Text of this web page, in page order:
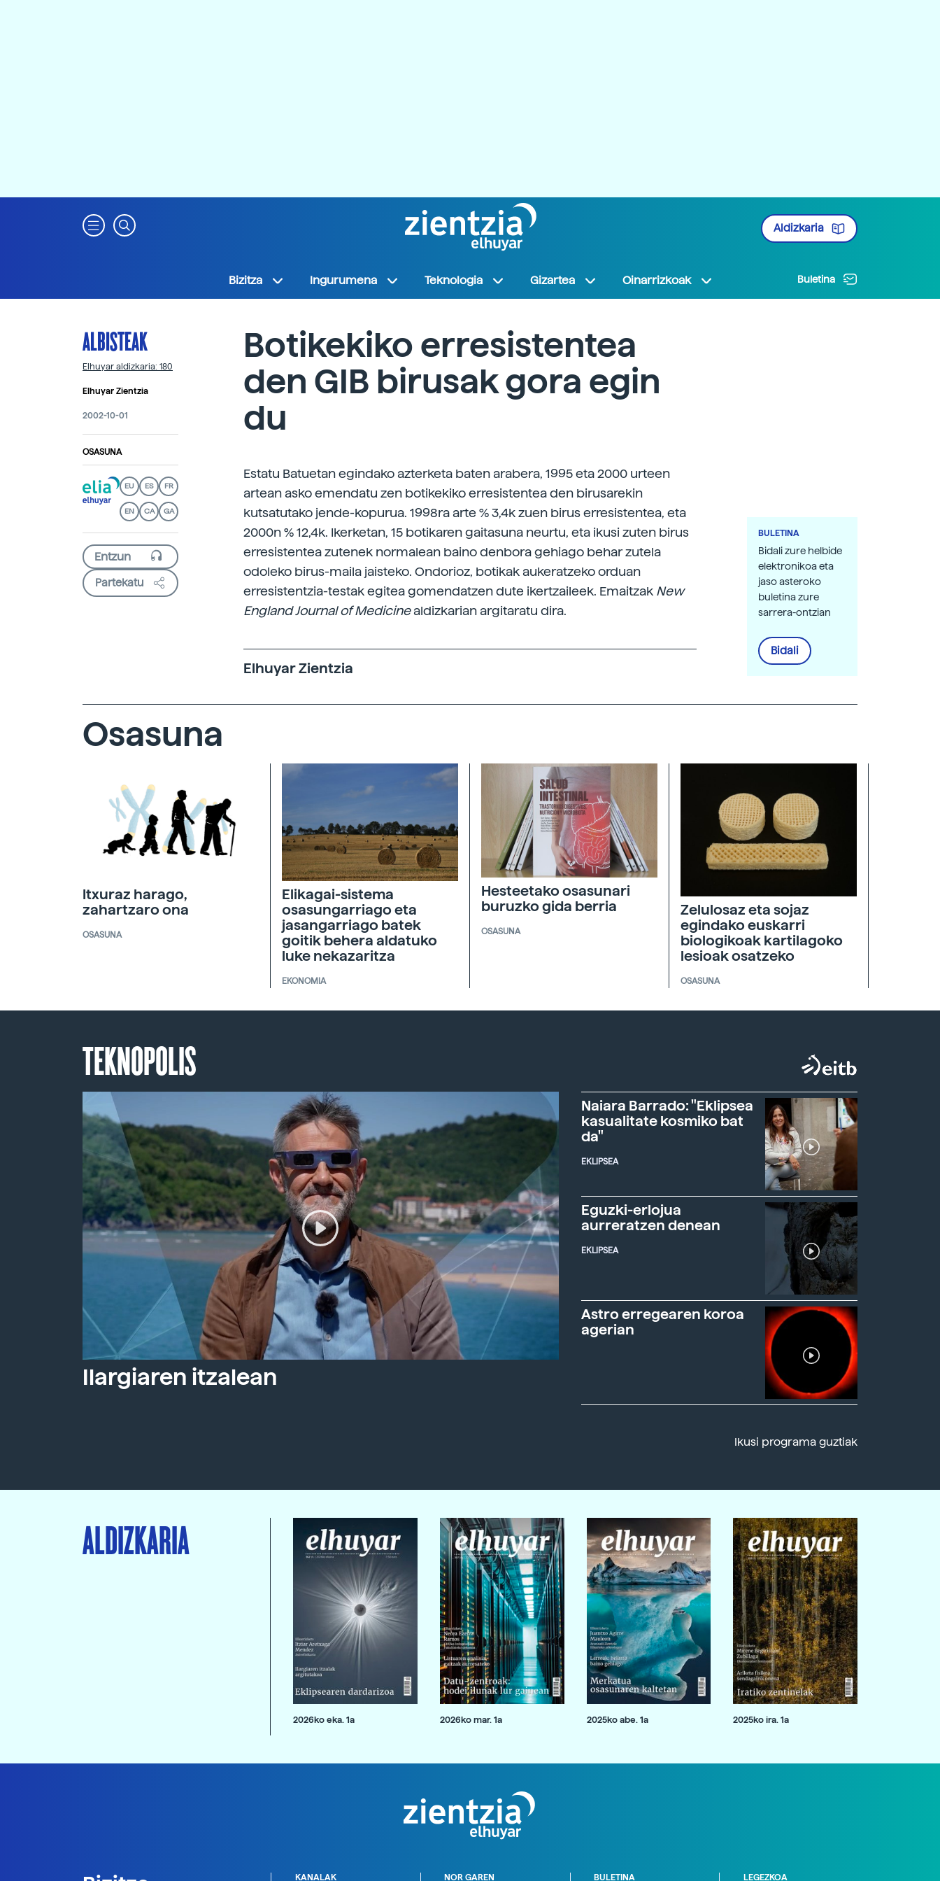
Aldizkaria
Bizitza Ingurumena Teknologia Gizartea Oinarrizkoak Buletina
ALBISTEAK
Elhuyar aldizkaria: 180
Elhuyar Zientzia
2002-10-01
OSASUNA
EU ES FR
EN CA GA
Partekatu
Botikekiko erresistentea
den GIB birusak gora egin
du
Estatu Batuetan egindako azterketa baten arabera, 1995 eta 2000 urteen
artean asko emendatu zen botikekiko erresistentea den birusarekin
kutsatutako jende-kopurua. 1998ra arte % 3,4k zuen birus erresistentea, eta
2000n % 12,4k. Ikerketan, 15 botikaren gaitasuna neurtu, eta ikusi zuten birus
erresistentea zutenek normalean baino denbora gehiago behar zutela
odoleko birus-maila jaisteko. Ondorioz, botikak aukeratzeko orduan
erresistentzia-testak egitea gomendatzen dute ikertzaileek. Emaitzak New
England Journal of Medicinealdizkarian argitaratu dira.
Elhuyar Zientzia
BULETINA
Bidali zure helbide
elektronikoa eta
jaso asteroko
buletina zure
sarrera-ontzian
Bidali
Osasuna
Itxuraz harago,
zahartzaro ona
OSASUNA
Elikagai-sistema
osasungarriago eta
jasangarriago batek
goitik behera aldatuko
luke nekazaritza
EKONOMIA
Hesteetako osasunari
buruzko gida berria
OSASUNA
Zelulosaz eta sojaz
egindako euskarri
biologikoak kartilagoko
lesioak osatzeko
OSASUNA
TEKNOPOLIS
Ilargiaren itzalean
Naiara Barrado: "Eklipsea
kasualitate kosmiko bat
da"
EKLIPSEA
Eguzki-erlojua
aurreratzen denean
EKLIPSEA
Astro erregearen koroa
agerian
Ikusi programa guztiak
ALDIZKARIA
2026ko eka. 1a 2026ko mar. 1a 2025ko abe. 1a 2025ko ira. 1a
KANALAK NOR GAREN BULETINA LEGEZKOA